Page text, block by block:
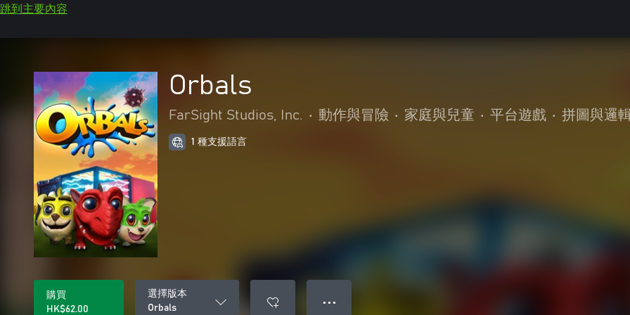
跳到主要內容
Orbals
FarSight Studios, Inc. • 動作與冒險 • 家庭與兒童 • 平台遊戲 • 拼圖與邏
1 種支援語言
購買
HK$62.00
選擇版本
Orbals
● ● ●